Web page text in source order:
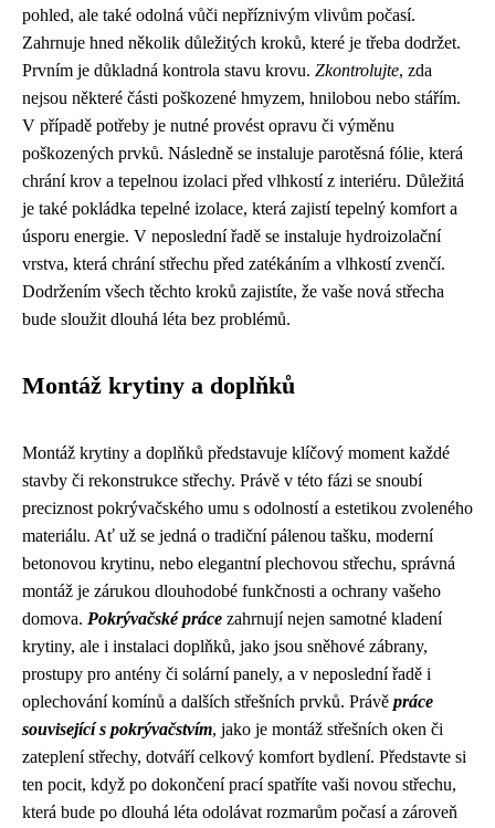
pohled, ale také odolná vůči nepříznivým vlivům počasí.
Zahrnuje hned několik důležitých kroků, které je třeba dodržet.
Prvním je důkladná kontrola stavu krovu. Zkontrolujte, zda
nejsou některé části poškozené hmyzem, hnilobou nebo stářím.
V případě potřeby je nutné provést opravu či výměnu
poškozených prvků. Následně se instaluje parotěsná fólie, která
chrání krov a tepelnou izolaci před vlhkostí z interiéru. Důležitá
je také pokládka tepelné izolace, která zajistí tepelný komfort a
úsporu energie. V neposlední řadě se instaluje hydroizolační
vrstva, která chrání střechu před zatékáním a vlhkostí zvenčí.
Dodržením všech těchto kroků zajistíte, že vaše nová střecha
bude sloužit dlouhá léta bez problémů.
Montáž krytiny a doplňků
Montáž krytiny a doplňků představuje klíčový moment každé
stavby či rekonstrukce střechy. Právě v této fázi se snoubí
preciznost pokrývačského umu s odolností a estetikou zvoleného
materiálu. Ať už se jedná o tradiční pálenou tašku, moderní
betonovou krytinu, nebo elegantní plechovou střechu, správná
montáž je zárukou dlouhodobé funkčnosti a ochrany vašeho
domova. Pokrývačské práce zahrnují nejen samotné kladení
krytiny, ale i instalaci doplňků, jako jsou sněhové zábrany,
prostupy pro antény či solární panely, a v neposlední řadě i
oplechování komínů a dalších střešních prvků. Právě práce
související s pokrývačstvím, jako je montáž střešních oken či
zateplení střechy, dotváří celkový komfort bydlení. Představte si
ten pocit, když po dokončení prací spatříte vaši novou střechu,
která bude po dlouhá léta odolávat rozmarům počasí a zároveň